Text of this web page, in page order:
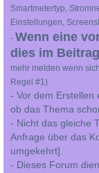
Smartmetertyp,
Einstellungen,
- Wenn eine
dies im
mehr melden wenn
Regel #1)
- Vor dem Erstellen
ob das Thema
- Nicht das gleiche
Anfrage über das
umgekehrt].
- Dieses Forum